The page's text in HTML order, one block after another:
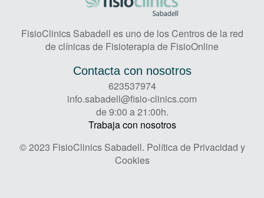
FisioClinics Sabadell es uno de los Centros de la red
de clínicas de Fisioterapia de FisioOnline
Contacta con nosotros
623537974
info.sabadell@fisio-clinics.com
de 9:00 a 21:00h.
Trabaja con nosotros
© 2023 FisioClinics Sabadell. Política de Privacidad y
Cookies